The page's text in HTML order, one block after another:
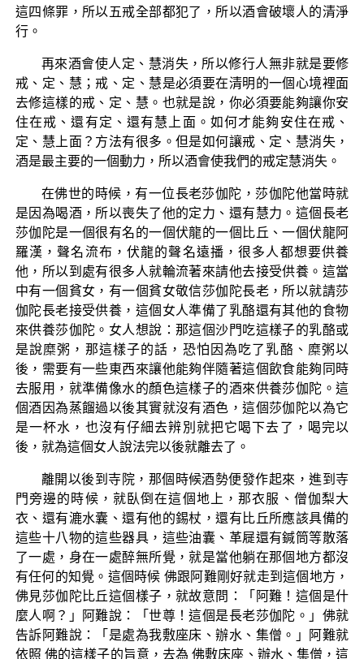
這四條罪，所以五戒全部都犯了，所以酒會破壞人的清淨
行。
再來酒會使人定、慧消失，所以修行人無非就是要修
戒、定、慧；戒、定、慧是必須要在清明的一個心境裡面
去修這樣的戒、定、慧。也就是說，你必須要能夠讓你安
住在戒、還有定、還有慧上面。如何才能夠安住在戒、
定、慧上面？方法有很多。但是如何讓戒、定、慧消失，
酒是最主要的一個動力，所以酒會使我們的戒定慧消失。
在佛世的時候，有一位長老莎伽陀，莎伽陀他當時就
是因為喝酒，所以喪失了他的定力、還有慧力。這個長老
莎伽陀是一個很有名的一個伏龍的一個比丘、一個伏龍阿
羅漢，聲名流布，伏龍的聲名遠播，很多人都想要供養
他，所以到處有很多人就輪流著來請他去接受供養。這當
中有一個貧女，有一個貧女敬信莎伽陀長老，所以就請莎
伽陀長老接受供養，這個女人準備了乳酪還有其他的食物
來供養莎伽陀。女人想說：那這個沙門吃這樣子的乳酪或
是說糜粥，那這樣子的話，恐怕因為吃了乳酪、糜粥以
後，需要有一些東西來讓他能夠伴隨著這個飲食能夠同時
去服用，就準備像水的顏色這樣子的酒來供養莎伽陀。這
個酒因為蒸餾過以後其實就沒有酒色，這個莎伽陀以為它
是一杯水，也沒有仔細去辨別就把它喝下去了，喝完以
後，就為這個女人說法完以後就離去了。
離開以後到寺院，那個時候酒勢便發作起來，進到寺
門旁邊的時候，就臥倒在這個地上，那衣服、僧伽梨大
衣、還有漉水囊、還有他的錫杖，還有比丘所應該具備的
這些十八物的這些器具，這些油囊、革屣還有鍼筒等散落
了一處，身在一處醉無所覺，就是當他躺在那個地方都沒
有任何的知覺。這個時候 佛跟阿難剛好就走到這個地方，
佛見莎伽陀比丘這個樣子，就故意問：「阿難！這個是什
麼人啊？」阿難說：「世尊！這個是長老莎伽陀。」佛就
告訴阿難說：「是處為我敷座床、辦水、集僧。」阿難就
依照 佛的這樣子的旨意，去為 佛敷床座、辦水、集僧，這